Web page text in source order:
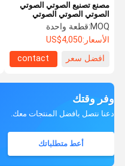
مصنع تصنيع الصوتي الصوتي
الصوتي الصوتي الصوتي
الصوتي الصوتي الصوتي
الصوتي الصوتي الصوتي
الصوتي الصوتي الصوتي
الصوتي الصوتي الصوتي
الصوتي الصوتي الصوتي
MOQ: قطعة واحدة
الأسعار:US$4,050
افضل سعر
contact
وفر وقتك
دعنا نتصل بأفضل المنتجات معك.
أعط متطلباتك